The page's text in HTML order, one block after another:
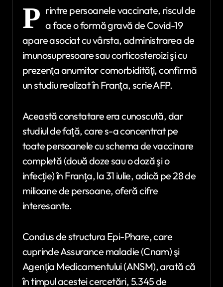
P rintre persoanele vaccinate, riscul de
a face o formă gravă de Covid-19
apare asociat cu vârsta, administrarea de
imunosupresoare sau corticosteroizi şi cu
prezenţa anumitor comorbidităţi, confirmă
un studiu realizat în Franţa, scrie AFP.
Această constatare era cunoscută, dar
studiul de faţă, care s-a concentrat pe
toate persoanele cu schema de vaccinare
completă (două doze sau o doză şi o
infecţie) în Franţa, la 31 iulie, adică pe 28 de
milioane de persoane, oferă cifre
interesante.
Condus de structura Epi-Phare, care
cuprinde Assurance maladie (Cnam) şi
Agenţia Medicamentului (ANSM), arată că
în timpul acestei cercetări, 5.345 de